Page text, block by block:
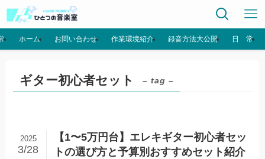
ホーム お問い合わせ 作業環境紹介 録音方法大公開 日 常
ギター初心者セット – tag –
【1〜5万円台】エレキギター初心者セッ
トの選び方と予算別おすすめセット紹介
2025
3/28